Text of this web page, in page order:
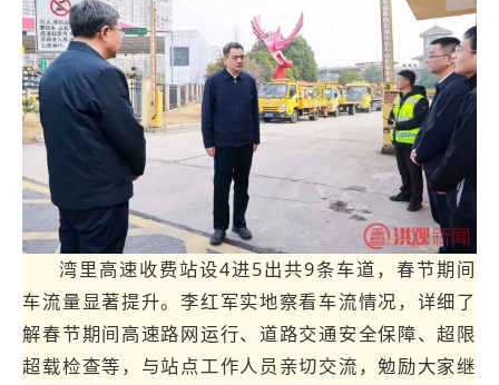
湾里高速收费站设4进5出共9条车道，春节期间
车流量显著提升。李红军实地察看车流情况，详细了
解春节期间高速路网运行、道路交通安全保障、超限
超载检查等，与站点工作人员亲切交流，勉励大家继